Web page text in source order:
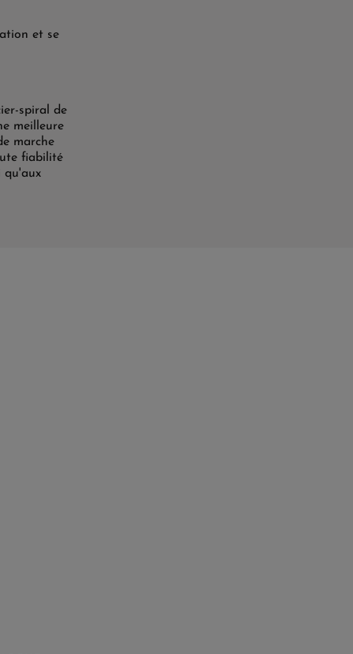
et se
spiral de
meilleure
marche
fiabilité
qu'aux